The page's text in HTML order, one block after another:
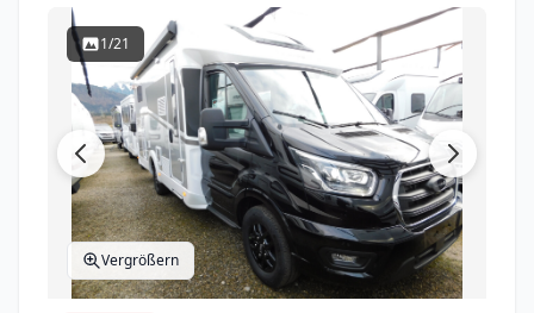
1/21
Vergrößern